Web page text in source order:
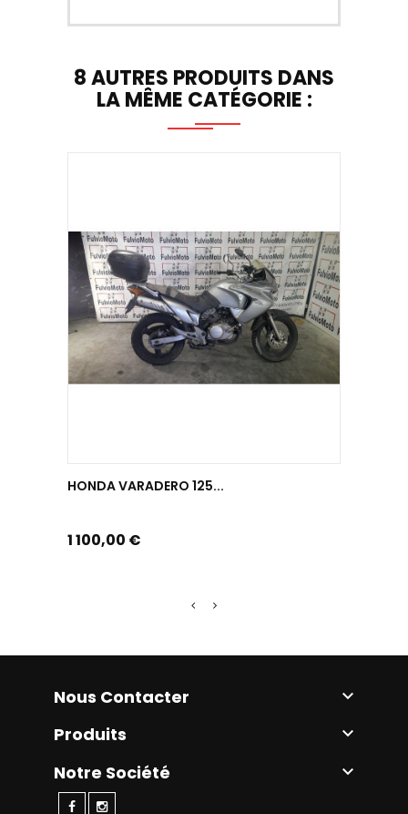
8 AUTRES PRODUITS DANS
LA MÊME CATÉGORIE :
HONDA VARADERO 125...
Prix
1 100,00 €
Nous Contacter 
Produits 
Notre Société 